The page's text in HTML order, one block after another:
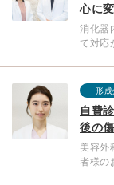
心に
消化器
て対応
形成
自費
後の
美容外
者様の